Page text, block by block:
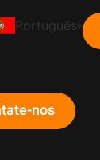
Português
nos